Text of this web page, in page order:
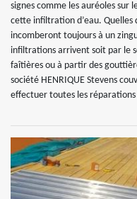
signes comme les auréoles sur
cette infiltration d’eau. Quelles
incomberont toujours à un
infiltrations arrivent soit par le
faîtières ou à partir des
société HENRIQUE Stevens
effectuer toutes les réparations